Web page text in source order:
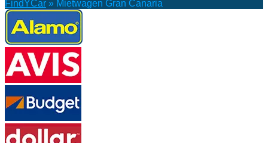
FindYCar » Mietwagen Gran Canaria